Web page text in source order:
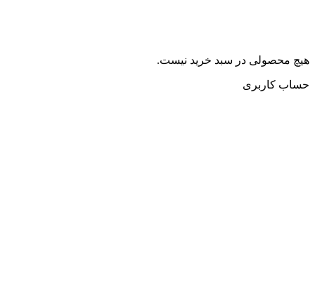
هیچ محصولی در سبد خرید نیست.
حساب کاربری